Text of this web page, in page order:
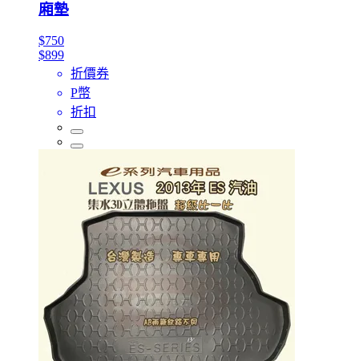
廂墊
$750
$899
折價券
P幣
折扣